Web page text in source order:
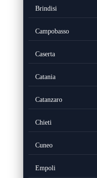
Brindisi
Campobasso
Caserta
Catania
Catanzaro
Chieti
Cuneo
Empoli